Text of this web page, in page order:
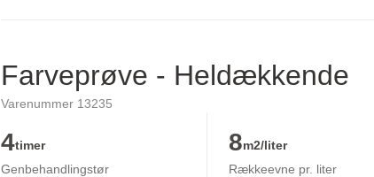
Farveprøve - Heldækkende
Varenummer 13235
4timer
Genbehandlingstør
8m2/liter
Rækkeevne pr. liter